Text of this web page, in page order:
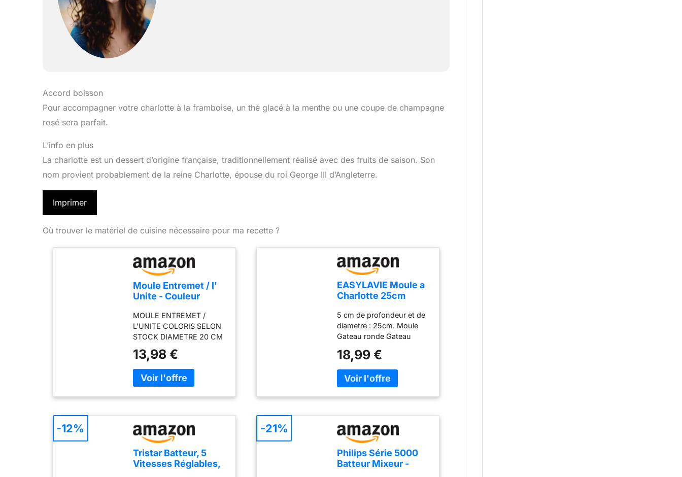
Accord boisson
Pour accompagner votre charlotte à la framboise, un thé glacé à la menthe ou une coupe de champagne
rosé sera parfait.
L’info en plus
La charlotte est un dessert d’origine française, traditionnellement réalisé avec des fruits de saison. Son
nom provient probablement de la reine Charlotte, épouse du roi George III d’Angleterre.
Imprimer
Où trouver le matériel de cuisine nécessaire pour ma recette ?
Moule Entremet / l'
Unite - Couleur
MOULE ENTREMET /
L'UNITE COLORIS SELON
STOCK DIAMETRE 20 CM
13,98 €
EASYLAVIE Moule a
Charlotte 25cm
Brioches 10 pouce
Savarin Terre Cuite
Moule à Gâteau
Rond - en Aluminium
5 cm de profondeur et de
diametre : 25cm. Moule
Gateau ronde Gateau
aux Fruits Renversée
Moule à bord droit, d'une
seule pièce et sans
soudure.
18,99 €
Tristar Batteur, 5
Vitesses Réglables,
-12%
Philips Série 5000
Batteur Mixeur -
-21%